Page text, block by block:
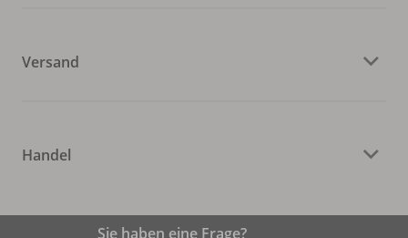
Versand
Handel
Sie haben eine Frage?